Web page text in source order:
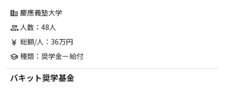
corporate_fare 慶應義塾大学
group 人数：48人
currency_yen 総額/人：36万円
school 種類：奨学金ー給付
バキット奨学基金